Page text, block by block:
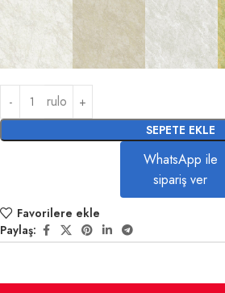
rulo
SEPETE EKLE
WhatsApp ile
sipariş ver
Favorilere ekle
Paylaş: